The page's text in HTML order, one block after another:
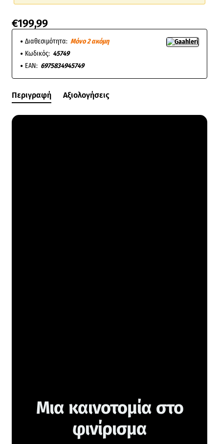
€199,99
Διαθεσιμότητα: Μόνο 2 ακόμη
Κωδικός: 45749
EAN: 6975834945749
Περιγραφή Αξιολογήσεις
Μια καινοτομία στο
φινίρισμα